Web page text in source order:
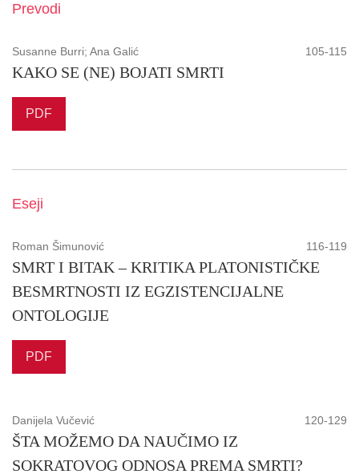
Prevodi
Susanne Burri; Ana Galić 105-115
KAKO SE (NE) BOJATI SMRTI
PDF
Eseji
Roman Šimunović 116-119
SMRT I BITAK – KRITIKA PLATONISTIČKE
BESMRTNOSTI IZ EGZISTENCIJALNE
ONTOLOGIJE
PDF
Danijela Vučević 120-129
ŠTA MOŽEMO DA NAUČIMO IZ
SOKRATOVOG ODNOSA PREMA SMRTI?